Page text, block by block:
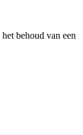
behoud van een